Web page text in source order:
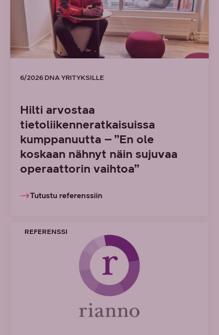
6/2026 DNA YRITYKSILLE
Hilti arvostaa
tietoliikenneratkaisuissa
kumppanuutta – ”En ole
koskaan nähnyt näin sujuvaa
operaattorin vaihtoa”
Tutustu referenssiin
REFERENSSI